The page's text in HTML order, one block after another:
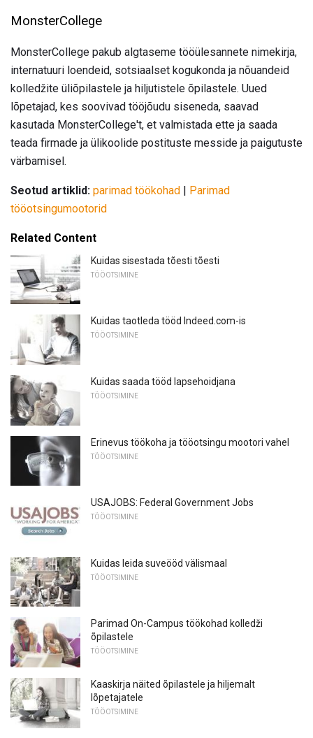
MonsterCollege
MonsterCollege pakub algtaseme tööülesannete nimekirja,
internatuuri loendeid, sotsiaalset kogukonda ja nõuandeid
kolledžite üliõpilastele ja hiljutistele õpilastele. Uued
lõpetajad, kes soovivad tööjõudu siseneda, saavad
kasutada MonsterCollege't, et valmistada ette ja saada
teada firmade ja ülikoolide postituste messide ja paigutuste
värbamisel.
Seotud artiklid: parimad töökohad | Parimad
tööotsingumootorid
Related Content
Kuidas sisestada tõesti tõesti
TÖÖOTSIMINE
Kuidas taotleda tööd Indeed.com-is
TÖÖOTSIMINE
Kuidas saada tööd lapsehoidjana
TÖÖOTSIMINE
Erinevus töökoha ja tööotsingu mootori vahel
TÖÖOTSIMINE
USAJOBS: Federal Government Jobs
TÖÖOTSIMINE
Kuidas leida suveööd välismaal
TÖÖOTSIMINE
Parimad On-Campus töökohad kolledži
õpilastele
TÖÖOTSIMINE
Kaaskirja näited õpilastele ja hiljemalt
lõpetajatele
TÖÖOTSIMINE